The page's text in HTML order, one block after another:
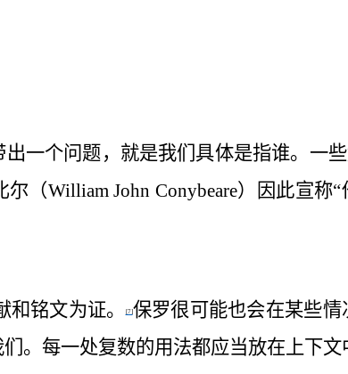
一个问题，就是我们 具体是指谁。一
尔（William John Conybeare）因此宣称“
和铭文为证。 [7]保罗很可能也会在某些
。每一处复数的用法都应当放在上下文